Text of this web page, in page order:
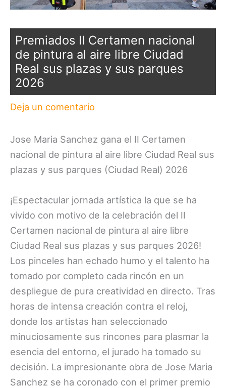
Premiados II Certamen nacional
de pintura al aire libre Ciudad
Real sus plazas y sus parques
2026
Deja un comentario
Jose Maria Sanchez gana el II Certamen
nacional de pintura al aire libre Ciudad Real sus
plazas y sus parques (Ciudad Real) 2026
¡Espectacular jornada artística la que se ha
vivido con motivo de la celebración del II
Certamen nacional de pintura al aire libre
Ciudad Real sus plazas y sus parques 2026!
Los pinceles han echado humo y el talento ha
tomado por completo cada rincón en un
despliegue de pura creatividad en directo. Tras
horas de intensa creación contra el reloj,
donde los artistas han seleccionado
minuciosamente sus rincones para plasmar la
esencia del entorno, el jurado ha tomado su
decisión. La impresionante obra de Jose Maria
Sanchez se ha coronado con el primer premio